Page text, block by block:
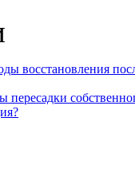
восстановления